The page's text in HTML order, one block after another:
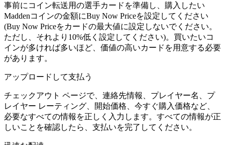
事前にコイン転送用の選手カードを準備し、購入したい
Maddenコインの金額にBuy Now Priceを設定してください
(Buy Now Priceをカードの最大値に設定しないでください。
ただし、それより10%低く設定してください)。買いたいコ
インが多ければ多いほど、価値の高いカードを用意する必要
があります。
アップロードして支払う
チェックアウト ページで、連絡先情報、プレイヤー名、プ
レイヤー レーティング、開始価格、今すぐ購入価格など、
必要なすべての情報を正しく入力します。すべての情報が正
しいことを確認したら、支払いを完了してください。